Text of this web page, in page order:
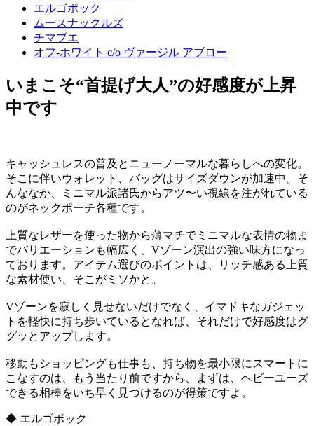
エルゴポック
ムースナックルズ
チマブエ
オフ-ホワイト c/o ヴァージル アブロー
いまこそ“首提げ大人”の好感度が上昇
中です
キャッシュレスの普及とニューノーマルな暮らしへの変化。
そこに伴いウォレット、バッグはサイズダウンが加速中。そ
んななか、ミニマル派諸氏からアツ〜い視線を注がれている
のがネックポーチ各種です。
上質なレザーを使った物から薄マチでミニマルな表情の物ま
でバリエーションも幅広く、Vゾーン演出の強い味方になっ
ております。アイテム選びのポイントは、リッチ感ある上質
な素材使い、そこがミソかと。
Vゾーンを寂しく見せないだけでなく、イマドキなガジェッ
トを軽快に持ち歩いているとなれば、それだけで好感度はグ
グッとアップします。
移動もショッピングも仕事も、持ち物を最小限にスマートに
こなすのは、もう当たり前ですから、まずは、ヘビーユーズ
できる相棒をいち早く見つけるのが得策ですよ。
◆ エルゴポック